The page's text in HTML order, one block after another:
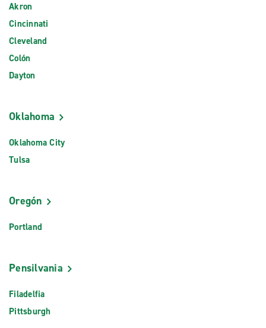
Akron
Cincinnati
Cleveland
Colón
Dayton
Oklahoma
Oklahoma City
Tulsa
Oregón
Portland
Pensilvania
Filadelfia
Pittsburgh